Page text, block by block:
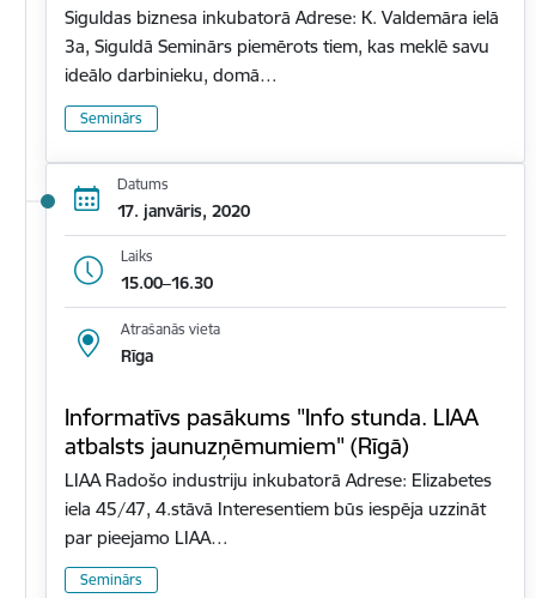
Siguldas biznesa inkubatorā Adrese: K. Valdemāra ielā
3a, Siguldā Seminārs piemērots tiem, kas meklē savu
ideālo darbinieku, domā…
Seminārs
Datums
17. janvāris, 2020
Laiks
15.00–16.30
Atrašanās vieta
Rīga
Informatīvs pasākums "Info stunda. LIAA
atbalsts jaunuzņēmumiem" (Rīgā)
LIAA Radošo industriju inkubatorā Adrese: Elizabetes
iela 45/47, 4.stāvā Interesentiem būs iespēja uzzināt
par pieejamo LIAA…
Seminārs